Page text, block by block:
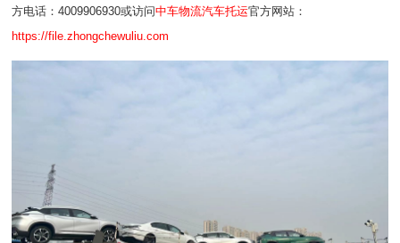
方电话：4009906930或访问中车物流汽车托运官方网站：
https://file.zhongchewuliu.com